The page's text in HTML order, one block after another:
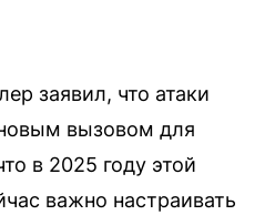
заявил, что атаки
вызовом для
в 2025 году этой
важно настраивать